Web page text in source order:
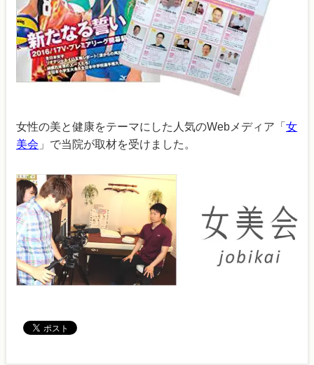
女性の美と健康をテーマにした人気のWebメディア「女
美会 」で当院が取材を受けました。